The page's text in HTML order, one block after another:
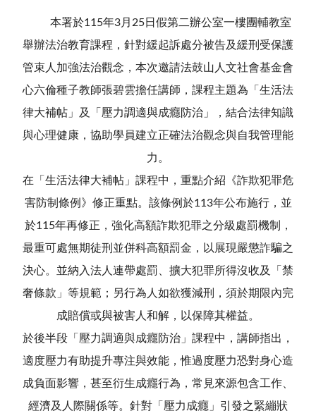
本署於115年3月25日假第二辦公室一樓團輔教室
舉辦法治教育課程，針對緩起訴處分被告及緩刑受保護
管束人加強法治觀念，本次邀請法鼓山人文社會基金會
心六倫種子教師張碧雲擔任講師，課程主題為「生活法
律大補帖」及「壓力調適與成癮防治」，結合法律知識
與心理健康，協助學員建立正確法治觀念與自我管理能
力。
在「生活法律大補帖」課程中，重點介紹《詐欺犯罪危
害防制條例》修正重點。該條例於113年公布施行，並
於115年再修正，強化高額詐欺犯罪之分級處罰機制，
最重可處無期徒刑並併科高額罰金，以展現嚴懲詐騙之
決心。並納入法人連帶處罰、擴大犯罪所得沒收及「禁
奢條款」等規範；另行為人如欲獲減刑，須於期限內完
成賠償或與被害人和解，以保障其權益。
於後半段「壓力調適與成癮防治」課程中，講師指出，
適度壓力有助提升專注與效能，惟過度壓力恐對身心造
成負面影響，甚至衍生成癮行為，常見來源包含工作、
經濟及人際關係等。針對「壓力成癮」引發之緊繃狀